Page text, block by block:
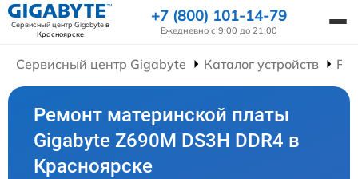
Сервисный центр Gigabyteв
Красноярске
+7 (800) 101-14-79
Ежедневно с 9:00 до 21:00
Сервисный центр Gigabyte Каталог устройств
Ремонт материнской платы
Gigabyte Z690M DS3H DDR4 в
Красноярске